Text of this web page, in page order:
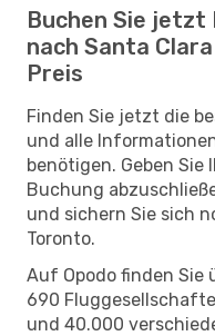
Buchen Sie jetzt
nach Santa
Preis
Finden Sie jetzt die
und alle
benötigen. Geben Sie
Buchung
und sichern Sie sich
Toronto.
Auf Opodo finden Sie
690
und 40.000